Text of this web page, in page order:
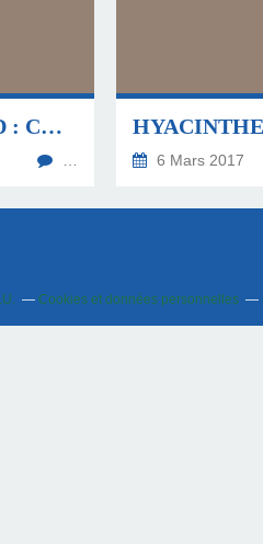
HYACINTHE RIGAUD : CHRONIQUES DES VENTES 2016 (SECONDE PARTIE)
6 Mars 2017
Cookies et données personnelles